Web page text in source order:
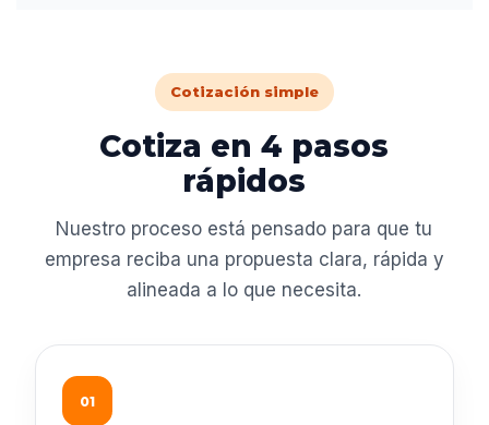
Cotización simple
Cotiza en 4 pasos
rápidos
Nuestro proceso está pensado para que tu
empresa reciba una propuesta clara, rápida y
alineada a lo que necesita.
01